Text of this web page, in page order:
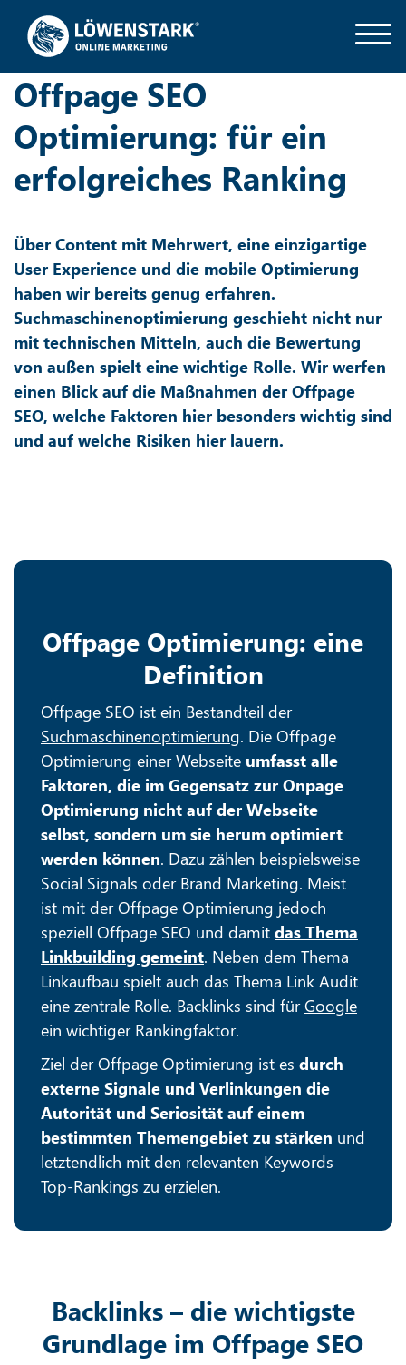
Offpage SEO
Optimierung: für ein
erfolgreiches Ranking
Über Content mit Mehrwert, eine einzigartige
User Experience und die mobile Optimierung
haben wir bereits genug erfahren.
Suchmaschinenoptimierung geschieht nicht nur
mit technischen Mitteln, auch die Bewertung
von außen spielt eine wichtige Rolle. Wir werfen
einen Blick auf die Maßnahmen der Offpage
SEO, welche Faktoren hier besonders wichtig sind
und auf welche Risiken hier lauern.
Offpage Optimierung: eine
Definition
Offpage SEO ist ein Bestandteil der
Suchmaschinenoptimierung. Die Offpage
Optimierung einer Webseite umfasst alle
Faktoren, die im Gegensatz zur Onpage
Optimierung nicht auf der Webseite
selbst, sondern um sie herum optimiert
werden können. Dazu zählen beispielsweise
Social Signals oder Brand Marketing. Meist
ist mit der Offpage Optimierung jedoch
speziell Offpage SEO und damit das Thema
Linkbuilding gemeint. Neben dem Thema
Linkaufbau spielt auch das Thema Link Audit
eine zentrale Rolle. Backlinks sind fürGoogle
ein wichtiger Rankingfaktor.
Ziel der Offpage Optimierung ist es durch
externe Signale und Verlinkungen die
Autorität und Seriosität auf einem
bestimmten Themengebiet zu stärken und
letztendlich mit den relevanten Keywords
Top-Rankings zu erzielen.
Backlinks – die wichtigste
Grundlage im Offpage SEO